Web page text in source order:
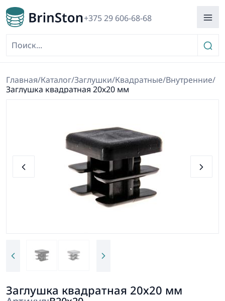
+375 29 606-68-68
Главная/Каталог/Заглушки/Квадратные/Внутренние/
Заглушка квадратная 20х20 мм
Заглушка квадратная 20х20 мм